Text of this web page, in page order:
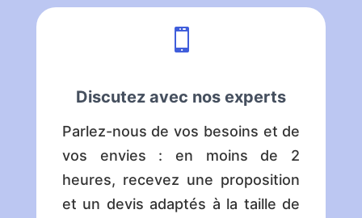

Discutez avec nos experts
Parlez-nous de vos besoins et de
vos envies : en moins de 2
heures, recevez une proposition
et un devis adaptés à la taille de